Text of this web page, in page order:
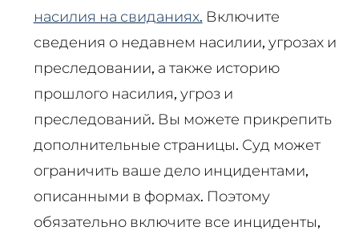
насилия на свиданиях. Включите
сведения о недавнем насилии, угрозах и
преследовании, а также историю
прошлого насилия, угроз и
преследований. Вы можете прикрепить
дополнительные страницы. Суд может
ограничить ваше дело инцидентами,
описанными в формах. Поэтому
обязательно включите все инциденты,